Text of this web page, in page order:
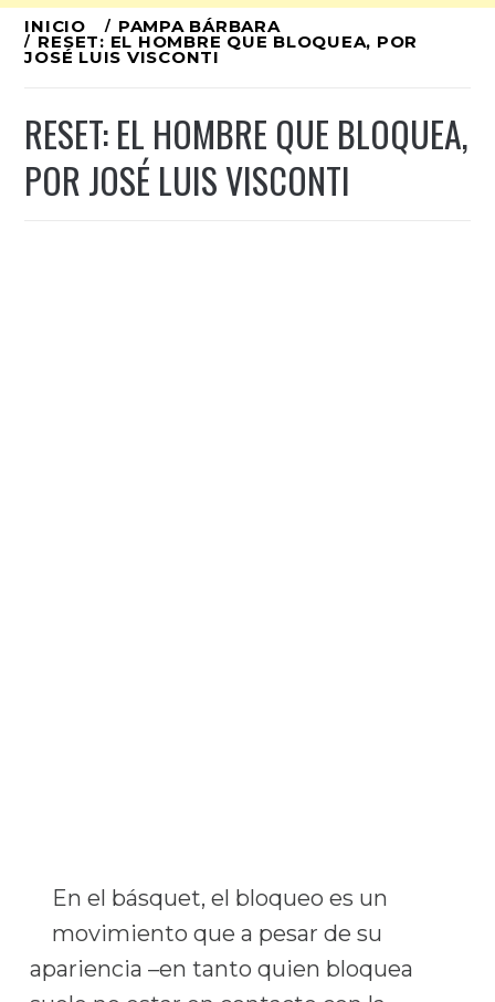
Ir
al
INICIO PAMPA BÁRBARA
RESET: EL HOMBRE QUE BLOQUEA, POR
JOSÉ LUIS VISCONTI
RESET: EL HOMBRE QUE BLOQUEA,
POR JOSÉ LUIS VISCONTI
En el básquet, el bloqueo es un
movimiento que a pesar de su
apariencia –en tanto quien bloquea